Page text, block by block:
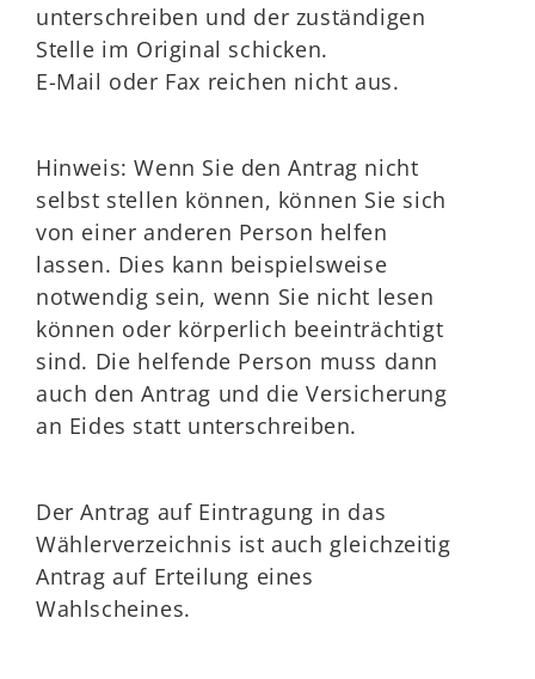
unterschreiben und der zuständigen
Stelle im Original schicken.
E-Mail oder Fax reichen nicht aus.
Hinweis: Wenn Sie den Antrag nicht
selbst stellen können, können Sie sich
von einer anderen Person helfen
lassen. Dies kann beispielsweise
notwendig sein, wenn Sie nicht lesen
können oder körperlich beeinträchtigt
sind. Die helfende Person muss dann
auch den Antrag und die Versicherung
an Eides statt unterschreiben.
Der Antrag auf Eintragung in das
Wählerverzeichnis ist auch gleichzeitig
Antrag auf Erteilung eines
Wahlscheines.